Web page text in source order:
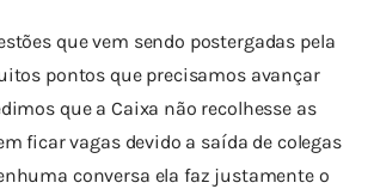
que vem sendo postergadas pela
pontos que precisamos avançar
que a Caixa não recolhesse as
ficar vagas devido a saída de colegas
conversa ela faz justamente o